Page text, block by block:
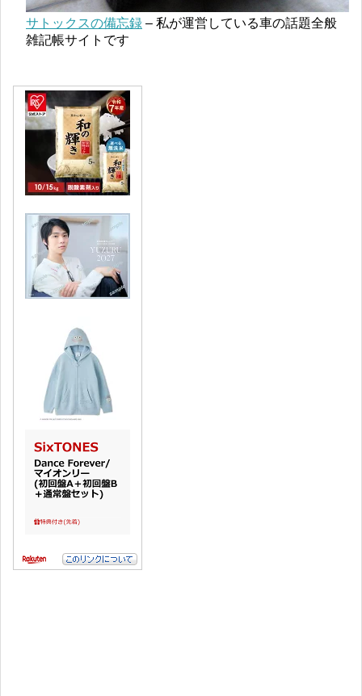
サトックスの備忘録 – 私が運営している車の話題全般
雑記帳サイトです